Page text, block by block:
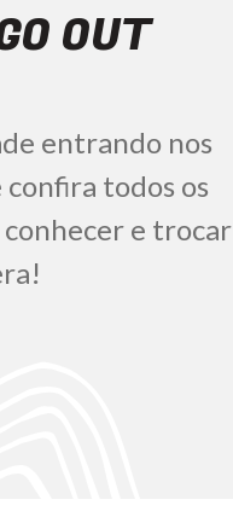
OUT
entrando nos
todos os
conhecer e trocar